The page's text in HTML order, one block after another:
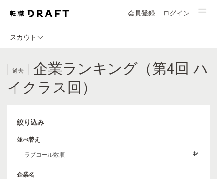
会員登録 ログイン
スカウト
過去
企業ランキング（第4回 ハ
イクラス回）
絞り込み
並べ替え
企業名